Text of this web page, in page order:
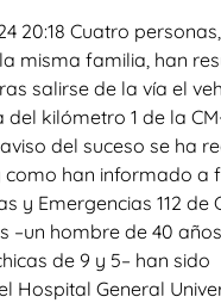
20:18 Cuatro
misma familia, han
salirse de la vía el
kilómetro 1 de la
del suceso se ha
como han informado a
y Emergencias 112 de
–un hombre de 40
de 9 y 5– han sido
Hospital General